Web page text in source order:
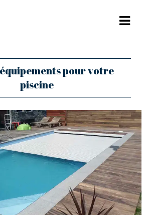
POLYESTER : LES MODÈLES
pour votre
piscine